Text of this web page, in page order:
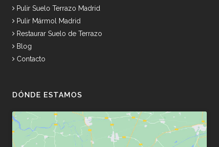
Pulir Suelo Terrazo Madrid
Pulir Mármol Madrid
Restaurar Suelo de Terrazo
Blog
Contacto
DÓNDE ESTAMOS